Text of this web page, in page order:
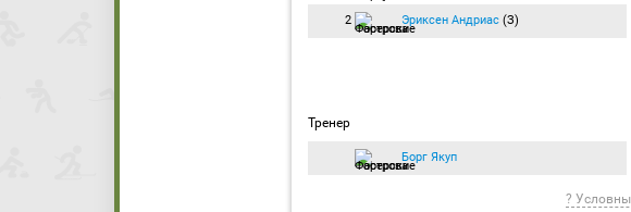
2 Эриксен Андриас (З)
Тренер
Борг Якуп
?